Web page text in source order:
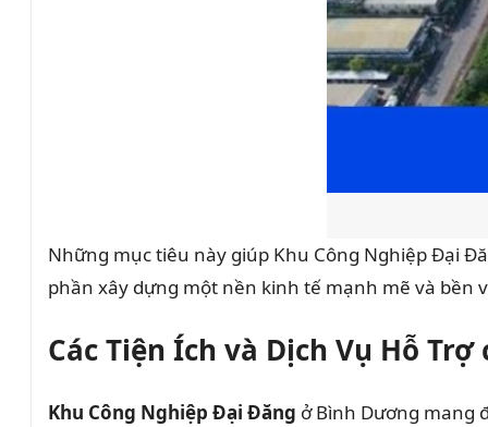
Những mục tiêu này giúp Khu Công Nghiệp Đại
phần xây dựng một nền kinh tế mạnh mẽ và bền
Các Tiện Ích và Dịch Vụ Hỗ
Khu Công Nghiệp Đại Đăng ở Bình Dương mang